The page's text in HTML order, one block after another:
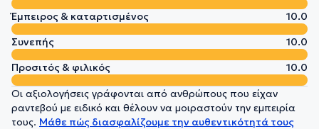
Έμπειρος & καταρτισμένος
10.0
Συνεπής
10.0
Προσιτός & φιλικός
10.0
Οι αξιολογήσεις γράφονται από ανθρώπους που είχαν
ραντεβού με ειδικό και θέλουν να μοιραστούν την εμπειρία
τους. Μάθε πώς διασφαλίζουμε την αυθεντικότητά τους